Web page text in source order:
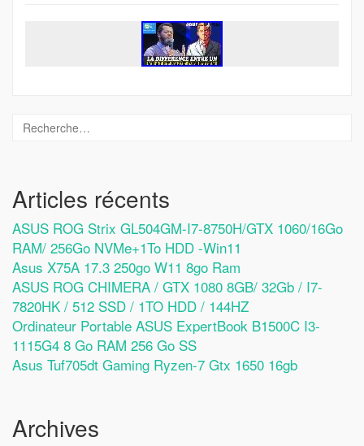
Articles récents
ASUS ROG Strix GL504GM-I7-8750H/GTX 1060/16Go
RAM/ 256Go NVMe+1To HDD -Win11
Asus X75A 17.3 250go W11 8go Ram
ASUS ROG CHIMERA / GTX 1080 8GB/ 32Gb / I7-
7820HK / 512 SSD / 1TO HDD / 144HZ
Ordinateur Portable ASUS ExpertBook B1500C I3-
1115G4 8 Go RAM 256 Go SS
Asus Tuf705dt Gaming Ryzen-7 Gtx 1650 16gb
Archives